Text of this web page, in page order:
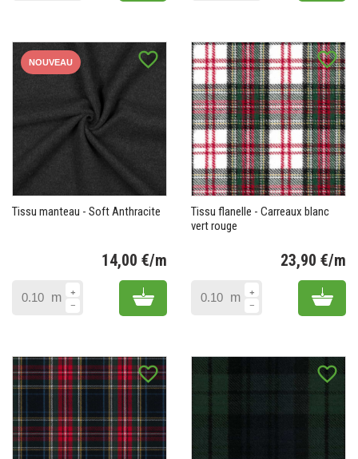
favorite_border
NOUVEAU
Tissu manteau - Soft Anthracite
14,00 €/m
m Add to cart
favorite_border
Tissu flanelle - Carreaux blanc
vert rouge
23,90 €/m
m Add
favorite_border favorite_border